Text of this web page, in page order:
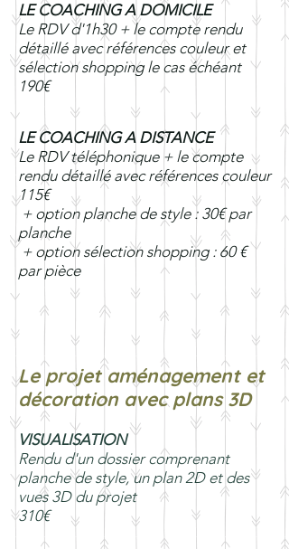
LE COACHING A DOMICILE
Le RDV d'1h30 + le compte rendu
détaillé avec références couleur et
sélection shopping le cas échéant
190€
LE COACHING A DISTANCE
Le RDV téléphonique + le compte
rendu détaillé avec références couleur
115€
+ option planche de style : 30€ par
planche
+ option sélection shopping : 60 €
par pièce
Le projet aménagement et
décoration avec plans 3D
VISUALISATION
Rendu d'un dossier comprenant
planche de style, un plan 2D et des
vues 3D du projet
310€